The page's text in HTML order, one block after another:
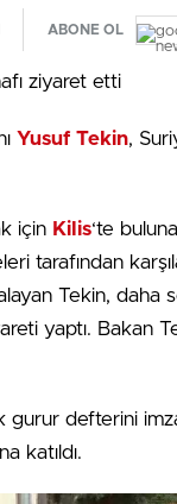
ABONE OL
ziyaret etti
Yusuf Tekin,
için Kilis‘te
tarafından
Tekin, daha
yaptı. Bakan
gurur defterini
katıldı.